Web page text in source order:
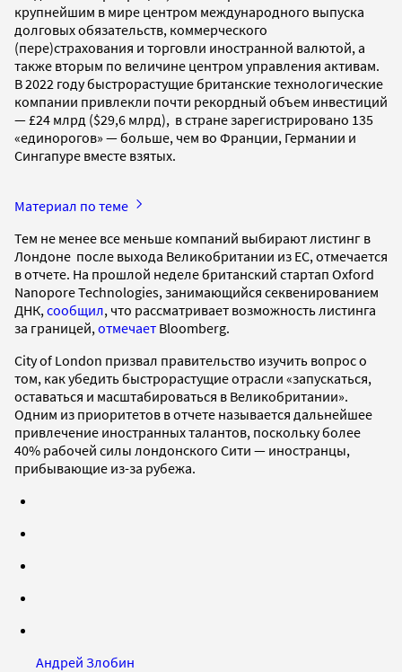
крупнейшим в мире центром международного выпуска
долговых обязательств, коммерческого
(пере)страхования и торговли иностранной валютой, а
также вторым по величине центром управления активам.
В 2022 году быстрорастущие британские технологические
компании привлекли почти рекордный объем инвестиций
— £24 млрд ($29,6 млрд), в стране зарегистрировано 135
«единорогов» — больше, чем во Франции, Германии и
Сингапуре вместе взятых.
Материал по теме
Тем не менее все меньше компаний выбирают листинг в
Лондоне после выхода Великобритании из ЕС, отмечается
в отчете. На прошлой неделе британский стартап Oxford
Nanopore Technologies, занимающийся секвенированием
ДНК, сообщил, что рассматривает возможность листинга
за границей, отмечает Bloomberg.
City of London призвал правительство изучить вопрос о
том, как убедить быстрорастущие отрасли «запускаться,
оставаться и масштабироваться в Великобритании».
Одним из приоритетов в отчете называется дальнейшее
привлечение иностранных талантов, поскольку более
40% рабочей силы лондонского Сити — иностранцы,
прибывающие из-за рубежа.
Андрей Злобин